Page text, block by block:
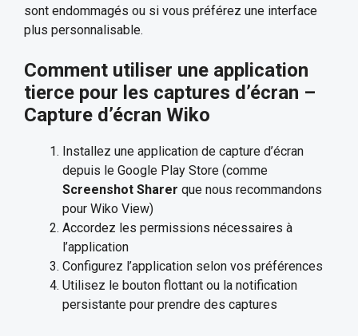
sont endommagés ou si vous préférez une interface
plus personnalisable.
Comment utiliser une application
tierce pour les captures d’écran –
Capture d’écran Wiko
Installez une application de capture d’écran
depuis le Google Play Store (comme
Screenshot Sharer que nous recommandons
pour Wiko View)
Accordez les permissions nécessaires à
l’application
Configurez l’application selon vos préférences
Utilisez le bouton flottant ou la notification
persistante pour prendre des captures